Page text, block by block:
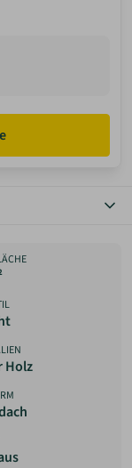
Holz